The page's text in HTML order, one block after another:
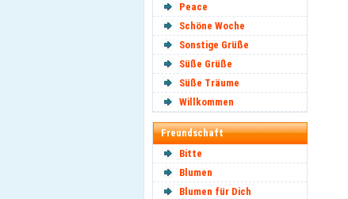
Peace
Schöne Woche
Sonstige Grüße
Süße Grüße
Süße Träume
Willkommen
Freundschaft
Bitte
Blumen
Blumen für Dich